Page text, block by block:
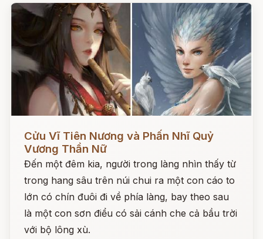
Cửu Vĩ Tiên Nương và Phấn Nhĩ Quỷ
Vương Thần Nữ
Đến một đêm kia, người trong làng nhìn thấy từ
trong hang sâu trên núi chui ra một con cáo to
lớn có chín đuôi đi về phía làng, bay theo sau
là một con sơn điểu có sải cánh che cả bầu trời
với bộ lông xù.